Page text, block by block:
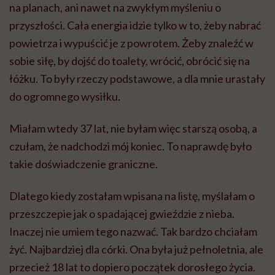
na planach, ani nawet na zwykłym myśleniu o
przyszłości. Cała energia idzie tylko w to, żeby nabrać
powietrza i wypuścić je z powrotem. Żeby znaleźć w
sobie siłę, by dojść do toalety, wrócić, obrócić się na
łóżku. To były rzeczy podstawowe, a dla mnie urastały
do ogromnego wysiłku.
Miałam wtedy 37 lat, nie byłam więc starszą osobą, a
czułam, że nadchodzi mój koniec. To naprawdę było
takie doświadczenie graniczne.
Dlatego kiedy zostałam wpisana na listę, myślałam o
przeszczepie jak o spadającej gwieździe z nieba.
Inaczej nie umiem tego nazwać. Tak bardzo chciałam
żyć. Najbardziej dla córki. Ona była już pełnoletnia, ale
przecież 18 lat to dopiero początek dorosłego życia.